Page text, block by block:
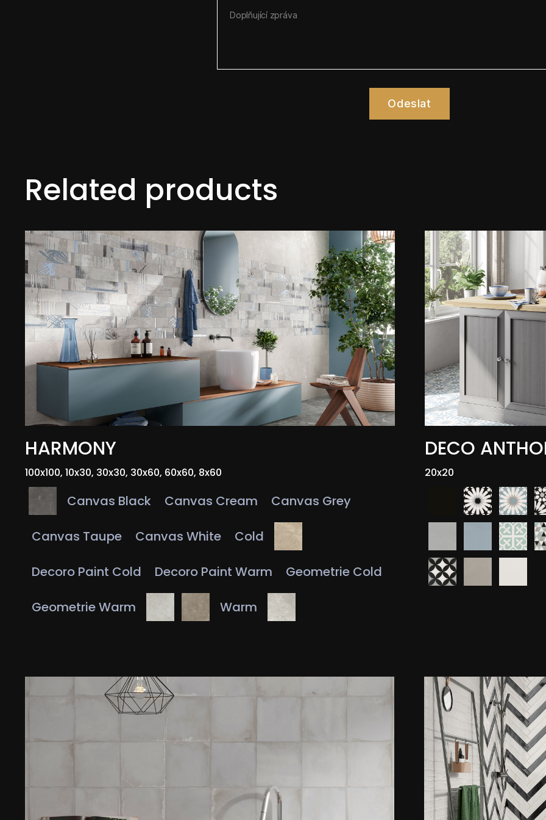
Odeslat
Related products
HARMONY
100x100, 10x30, 30x30, 30x60, 60x60, 8x60
Canvas Black Canvas Cream Canvas Grey
Canvas Taupe Canvas White Cold
Decoro Paint Cold Decoro Paint Warm Geometrie Cold
Geometrie Warm Warm
DECO
20x20